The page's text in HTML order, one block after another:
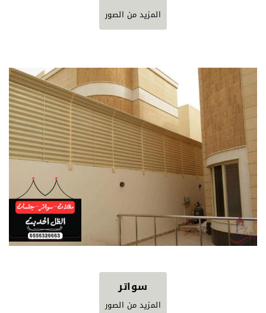
المزيد من الصور
سواتر
المزيد من الصور